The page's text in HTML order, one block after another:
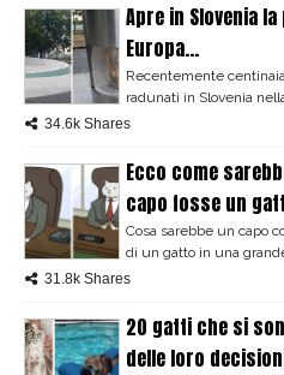
Apre in Slovenia
Europa...
Recentemente
radunati in Slovenia
34.6k Shares
Ecco come
capo fosse un
Cosa sarebbe un capo
di un gatto in una
31.8k Shares
20 gatti che si
delle loro